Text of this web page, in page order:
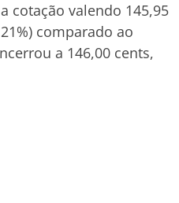
cotação valendo 145,95
comparado ao
a 146,00 cents,